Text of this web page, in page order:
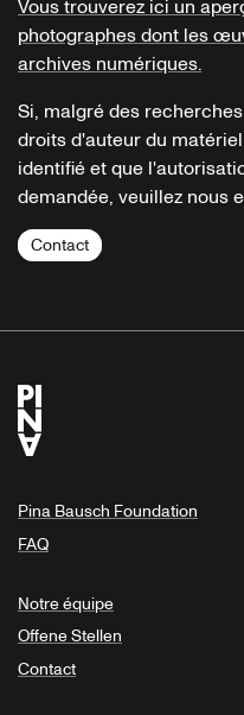
Vous trouverez ici un
photographes dont les
archives numériques.
Si, malgré des
droits d'auteur du
identifié et que
demandée, veuillez nous
Contact
Pina Bausch Foundation
FAQ
Notre équipe
Offene Stellen
Contact